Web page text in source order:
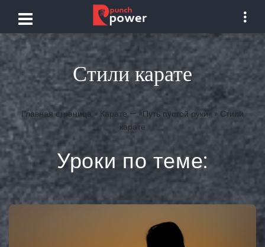
Стили карате
Главная страница » Карате — «Путь пустой руки» » Стили
карате
Уроки по теме: